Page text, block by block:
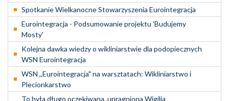
Spotkanie Wielkanocne Stowarzyszenia Eurointegracja
Eurointegracja - Podsumowanie projektu 'Budujemy
Mosty'
Kolejna dawka wiedzy o wikliniarstwie dla podopiecznych
WSN Eurointegracja
WSN ,,Eurointegracja" na warsztatach: Wikliniarstwo i
Plecionkarstwo
To była długo oczekiwana, upragniona Wigilia